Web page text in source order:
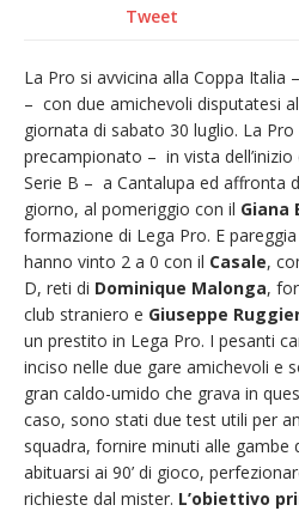
Tweet
La Pro si avvicina alla Coppa Italia –
– con due amichevoli disputatesi al
giornata di sabato 30 luglio. La
precampionato – in vista
Serie B – a Cantalupa ed affronta
giorno, al pomeriggio con il Giana
formazione di Lega Pro. E
hanno vinto 2 a 0 con il Casale,
D, reti di Dominique Malonga,
club straniero e Giuseppe
un prestito in Lega Pro. I pesanti
inciso nelle due gare amichevoli e
gran caldo-umido che grava in
caso, sono stati due test utili per
squadra, fornire minuti alle gambe
abituarsi ai 90’ di gioco,
richieste dal mister. L’obiettivo